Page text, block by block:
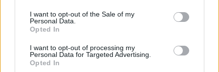
I want to opt-out of the Sale of my
Personal Data.
Opted In
I want to opt-out of processing my
Personal Data for Targeted Advertising.
Opted In
24ωρα φαρμακεία στα αεροδρόμια «Ελ.